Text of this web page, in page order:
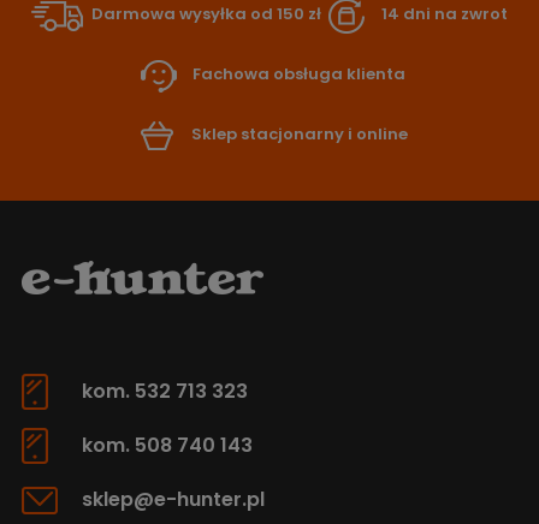
Darmowa wysyłka od 150 zł 14 dni na zwrot
Fachowa obsługa klienta
Sklep stacjonarny i online
kom. 532 713 323
kom. 508 740 143
sklep@e-hunter.pl